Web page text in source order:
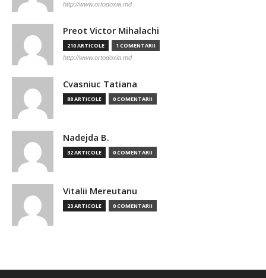
http://www.ortodoxia.md
Preot Victor Mihalachi
210 ARTICOLE 1 COMENTARII
http://www.ortodoxia.md
Cvasniuc Tatiana
88 ARTICOLE 0 COMENTARII
Nadejda B.
32 ARTICOLE 0 COMENTARII
Vitalii Mereutanu
23 ARTICOLE 0 COMENTARII